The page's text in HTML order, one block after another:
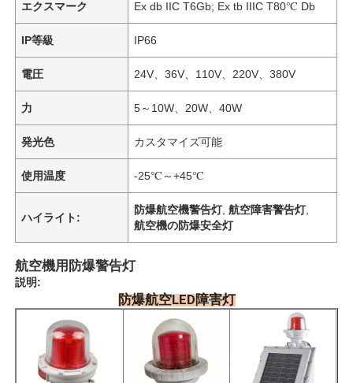
エクスマーク Ex db IIC T6Gb; Ex tb IIIC T80℃ Db
IP等級 IP66
電圧 24V、36V、110V、220V、380V
力 5～10W、20W、40W
発光色 カスタマイズ可能
使用温度 -25℃～+45℃
ハイライト:
防爆航空機警告灯,航空障害警告灯,
航空機の防爆安全灯
航空機用防爆警告灯
説明:
防爆航空LED障害灯